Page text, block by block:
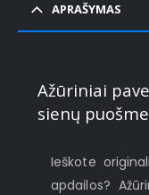
APRAŠYMAS
Ažūriniai
sienų
Ieškote
apdailos?